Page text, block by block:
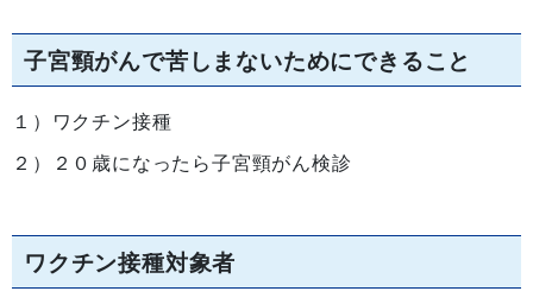
子宮頸がんで苦しまないためにできること
１）ワクチン接種
２）２０歳になったら子宮頸がん検診
ワクチン接種対象者